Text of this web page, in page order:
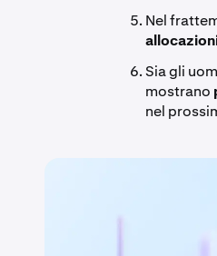
Nel
Sia gli
mostrano
nel